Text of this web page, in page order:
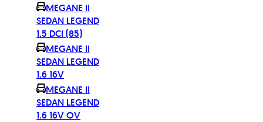
MEGANE II
SEDAN LEGEND
1.5 DCI (85)
MEGANE II
SEDAN LEGEND
1.6 16V
MEGANE II
SEDAN LEGEND
1.6 16V OV